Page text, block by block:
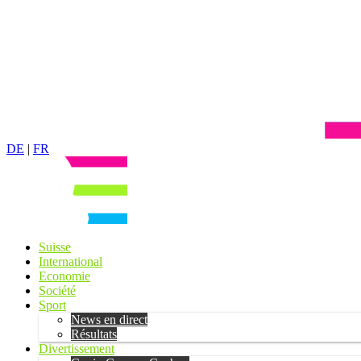
DE | FR
Suisse
International
Economie
Société
Sport
News en direct
Résultats
Divertissement